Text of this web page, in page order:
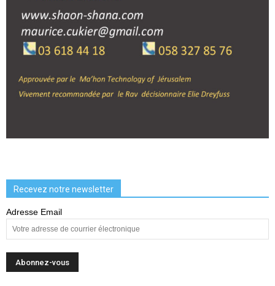
Recevez notre newsletter
Adresse Email